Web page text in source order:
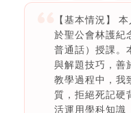
【基本情況】
於聖公會林護紀
普通話）授課。
與解題技巧，善
教學過程中，我
質，拒絕死記硬
活運用學科知識